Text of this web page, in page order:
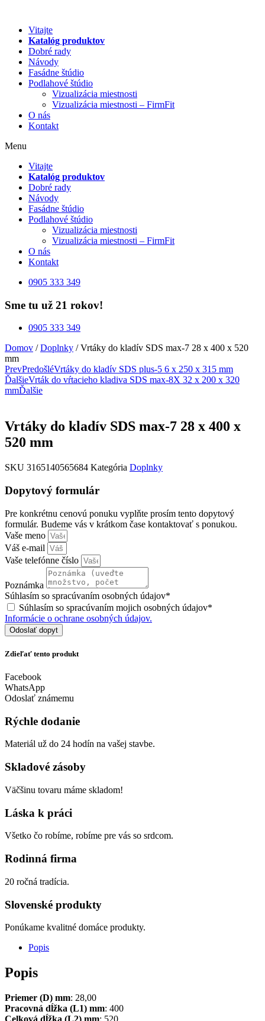
obsah
Vitajte
Katalóg produktov
Dobré rady
Návody
Fasádne štúdio
Podlahové štúdio
Vizualizácia miestnosti
Vizualizácia miestnosti – FirmFit
O nás
Kontakt
Menu
Vitajte
Katalóg produktov
Dobré rady
Návody
Fasádne štúdio
Podlahové štúdio
Vizualizácia miestnosti
Vizualizácia miestnosti – FirmFit
O nás
Kontakt
0905 333 349
Sme tu už 21 rokov!
0905 333 349
Domov /Doplnky / Vrtáky do kladív SDS max-7 28 x 400 x 520
mm
PrevPredošléVrtáky do kladív SDS plus-5 6 x 250 x 315 mm
ĎalšieVrták do vŕtacieho kladiva SDS max-8X 32 x 200 x 320
mmĎalšie
Vrtáky do kladív SDS max-7 28 x 400 x
520 mm
SKU 3165140565684 Kategória Doplnky
Dopytový formulár
Pre konkrétnu cenovú ponuku vyplňte prosím tento dopytový
formulár. Budeme vás v krátkom čase kontaktovať s ponukou.
Vaše meno
Váš e-mail
Vaše telefónne číslo
Poznámka
Súhlasím so spracúvaním osobných údajov*
Súhlasím so spracúvaním mojich osobných údajov*
Informácie o ochrane osobných údajov.
Odoslať dopyt
Zdieľať tento produkt
Facebook
WhatsApp
Odoslať známemu
Rýchle dodanie
Materiál už do 24 hodín na vašej stavbe.
Skladové zásoby
Väčšinu tovaru máme skladom!
Láska k práci
Všetko čo robíme, robíme pre vás so srdcom.
Rodinná firma
20 ročná tradícia.
Slovenské produkty
Ponúkame kvalitné domáce produkty.
Popis
Popis
Priemer (D) mm: 28,00
Pracovná dĺžka (L1) mm: 400
Celková dĺžka (L2) mm: 520